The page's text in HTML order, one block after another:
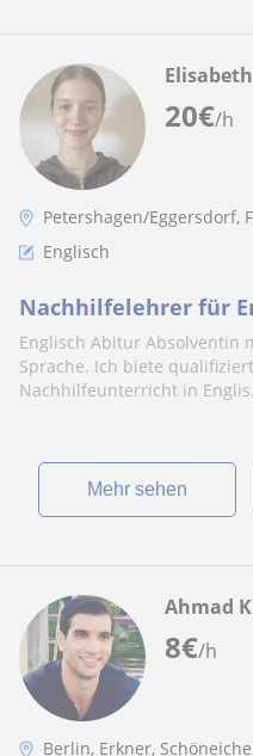
20€/h
Elisabeth
Petershagen/Eggersdorf,
Englisch
Nachhilfelehrer für
Englisch Abitur Absolventin
Sprache. Ich biete
Nachhilfeunterricht in
Mehr sehen
8€/h
Ahmad
Berlin, Erkner,